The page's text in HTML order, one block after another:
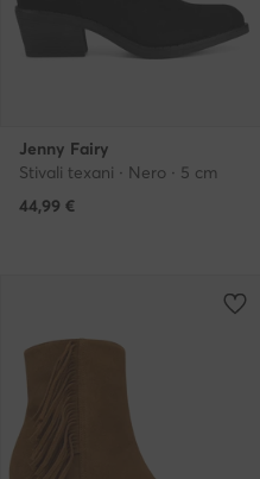
Jenny Fairy
Stivali texani · Nero · 5 cm
44,99 €